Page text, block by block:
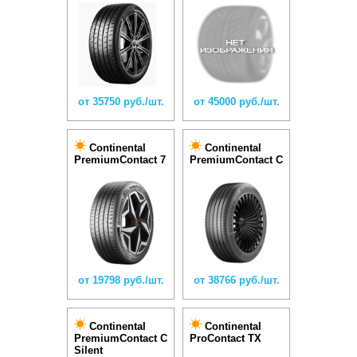
от 35750 руб./шт. от 45000 руб./шт.
Continental
PremiumContact 7
от 19798 руб./шт.
Continental
PremiumContact C
от 38766 руб./шт.
Continental
PremiumContact C
Silent
Continental
ProContact TX